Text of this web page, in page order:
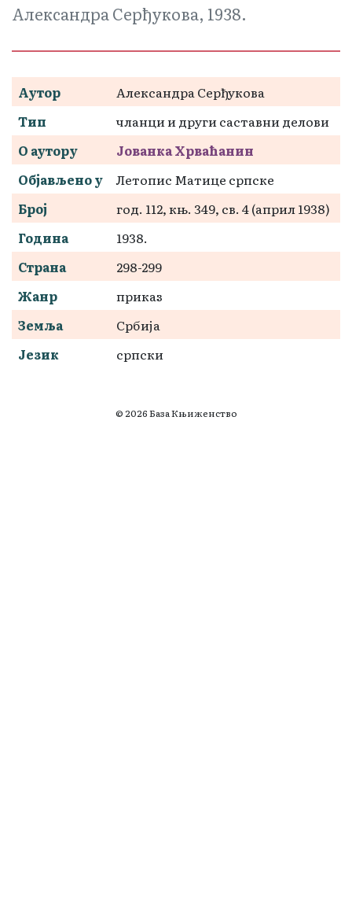
Александра Серђукова, 1938.
Аутор
Александра Серђукова
Тип
чланци и други саставни делови
О аутору
Јованка Хрваћанин
Објављено у
Летопис Матице српске
Број
год. 112, књ. 349, св. 4 (април 1938)
Година
1938.
Страна
298-299
Жанр
приказ
Земља
Србија
Језик
српски
© 2026 База Књиженство